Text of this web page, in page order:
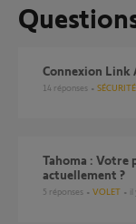
Connexion
14 réponses SÉCURITÉ
Tahoma : Votre produit de ne peut pas être piloté
actuellement ?
5 réponses VOLET